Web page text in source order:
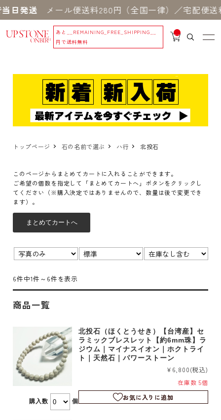
日発送メール便送料280円（全国一律）／宅配便送
あと
__REMAINING_FREE_SHIPPING__
円で送料無料
__
IT
_
トップページ 石の名前で選ぶ ハ行 北投石
このページからまとめてカートに入れることができます。
ご希望の個数を指定して「まとめてカートへ」ボタンをクリックし
てください（※購入決定ではありませんので、数量は後で変更でき
ます）。
6件中1件～6件を表示
商品一覧
北投石（ほくとうせき）【台湾産】セ
ラミックブレスレット【約6mm珠】ラ
ジウム｜マイナスイオン｜ホクトライ
ト｜天然石｜パワーストーン
¥6,800(税込)
在庫数 5個
お気に入りに追加
購入数 個